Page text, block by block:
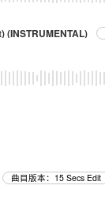
(INSTRUMENTAL)
曲目版本：15 Secs Edit